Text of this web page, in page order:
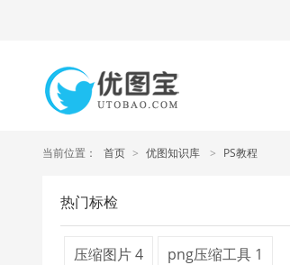
当前位置： 首页 > 优图知识库 > PS教程
热门标检
压缩图片4 png压缩工具 1